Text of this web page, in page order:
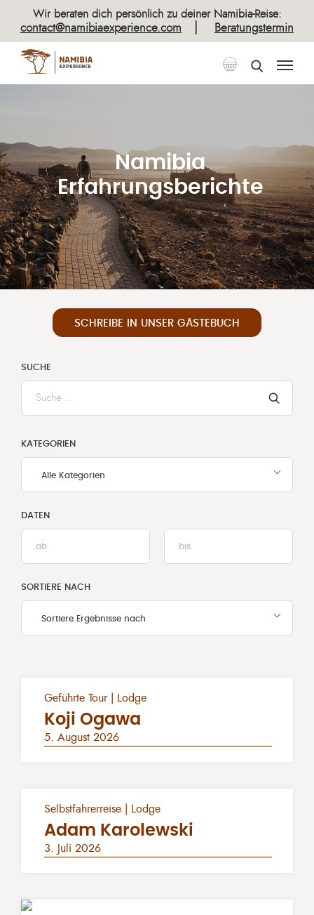
Wir beraten dich persönlich zu deiner Namibia-Reise:
contact@namibiaexperience.com Beratungstermin
Namibia
Erfahrungsberichte
SCHREIBE IN UNSER GÄSTEBUCH
SUCHE
Suchen
Text
eingeben
KATEGORIEN
Alle Kategorien
DATEN
von
bis
Datum
von
Datum
SORTIERE NACH
Sortiere Ergebnisse nach
Geführte Tour | Lodge
Koji Ogawa
5. August 2026
Selbstfahrerreise | Lodge
Adam Karolewski
3. Juli 2026